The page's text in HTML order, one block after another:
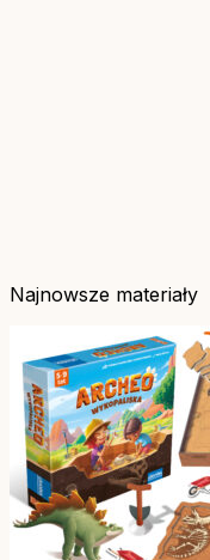
Najnowsze materiały